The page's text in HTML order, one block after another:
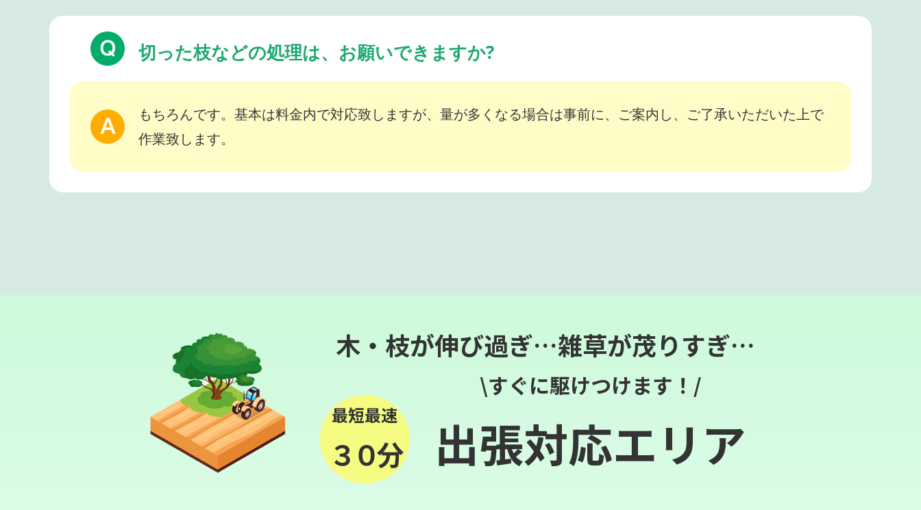
切った枝などの処理は、お願いできますか?
もちろんです。基本は料金内で対応致しますが、量が多くなる場合は事前に、ご案内し、ご了承いただいた上で
作業致します。
木・枝が伸び過ぎ…雑草が茂りすぎ…
最短最速
３０分
\すぐに駆けつけます！/
出張対応エリア